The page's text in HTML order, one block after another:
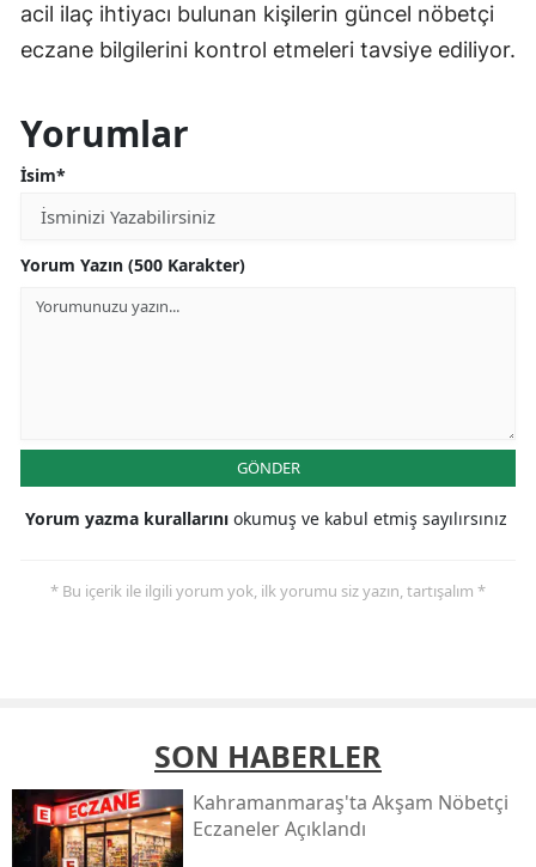
acil ilaç ihtiyacı bulunan kişilerin güncel nöbetçi
eczane bilgilerini kontrol etmeleri tavsiye ediliyor.
Yorumlar
İsim*
Yorum Yazın (500 Karakter)
GÖNDER
Yorum yazma kurallarını okumuş ve kabul etmiş sayılırsınız
* Bu içerik ile ilgili yorum yok, ilk yorumu siz yazın, tartışalım *
SON HABERLER
Kahramanmaraş'ta Akşam Nöbetçi
Eczaneler Açıklandı